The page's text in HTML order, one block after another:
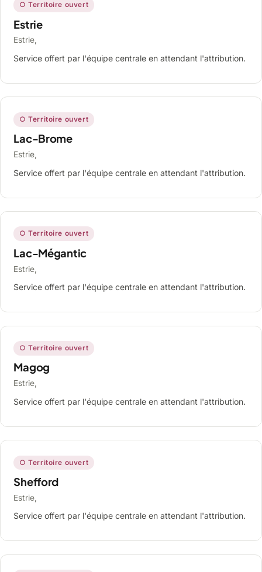
○ Territoire ouvert
Estrie
Estrie,
Service offert par l'équipe centrale en attendant l'attribution.
○ Territoire ouvert
Lac-Brome
Estrie,
Service offert par l'équipe centrale en attendant l'attribution.
○ Territoire ouvert
Lac-Mégantic
Estrie,
Service offert par l'équipe centrale en attendant l'attribution.
○ Territoire ouvert
Magog
Estrie,
Service offert par l'équipe centrale en attendant l'attribution.
○ Territoire ouvert
Shefford
Estrie,
Service offert par l'équipe centrale en attendant l'attribution.